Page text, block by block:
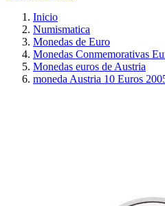
Inicio
Numismatica
Monedas de Euro
Monedas Conmemorativas
Monedas euros de Austria
moneda Austria 10 Euros